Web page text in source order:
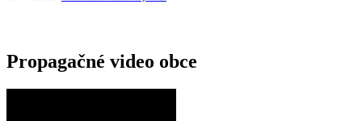
Propagačné video obce